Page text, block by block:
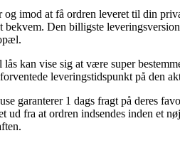
imod at få ordren leveret til din
bekvem. Den billigste
kan vise sig at være super
leveringstidspunkt på den
garanterer 1 dags fragt på deres
ud fra at ordren indsendes inden et